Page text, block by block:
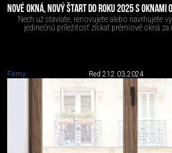
NOVÉ OKNÁ, NOVÝ ŠTART DO ROKU 2025 S OKNAMI
Nech už staviate, renovujete alebo navrhujete
jedinečnú príležitosť získať prémiové okná za
Firmy Red 212.03.2024